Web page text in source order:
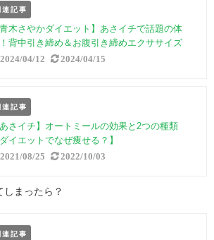
連記事
青木さやかダイエット】あさイチで話題の体
背中引き締め＆お腹引き締めエクササイズ
04/12 2024/04/15
連記事
あさイチ】オートミールの効果と2つの種類
ダイエットでなぜ痩せる？】
08/25 2022/10/03
しまったら？
連記事